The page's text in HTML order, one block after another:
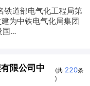
铁道部电气化工程局第
为中铁电气化局集团
...
限公司中
(共 220条
)